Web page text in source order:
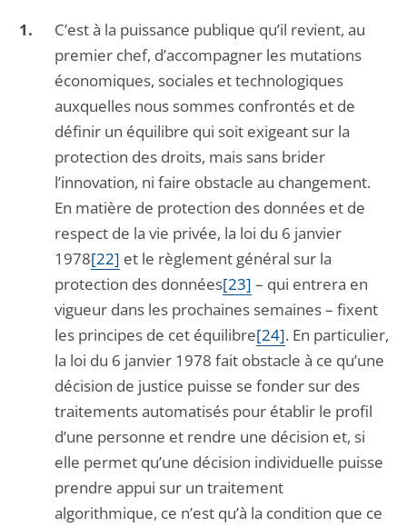
C’est à la puissance publique qu’il revient, au
premier chef, d’accompagner les mutations
économiques, sociales et technologiques
auxquelles nous sommes confrontés et de
définir un équilibre qui soit exigeant sur la
protection des droits, mais sans brider
l’innovation, ni faire obstacle au changement.
En matière de protection des données et de
respect de la vie privée, la loi du 6 janvier
1978[22] et le règlement général sur la
protection des données[23] – qui entrera en
vigueur dans les prochaines semaines – fixent
les principes de cet équilibre[24]. En particulier,
la loi du 6 janvier 1978 fait obstacle à ce qu’une
décision de justice puisse se fonder sur des
traitements automatisés pour établir le profil
d’une personne et rendre une décision et, si
elle permet qu’une décision individuelle puisse
prendre appui sur un traitement
algorithmique, ce n’est qu’à la condition que ce